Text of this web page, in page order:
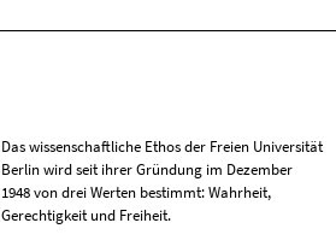
Das wissenschaftliche Ethos der Freien Universität
Berlin wird seit ihrer Gründung im Dezember
1948 von drei Werten bestimmt: Wahrheit,
Gerechtigkeit und Freiheit.